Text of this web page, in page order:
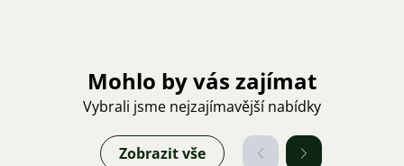
Mohlo by vás zajímat
Vybrali jsme nejzajímavější nabídky
Zobrazit vše